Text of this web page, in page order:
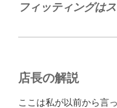
フィッティングは
店長の解説
ここは私が以前から言